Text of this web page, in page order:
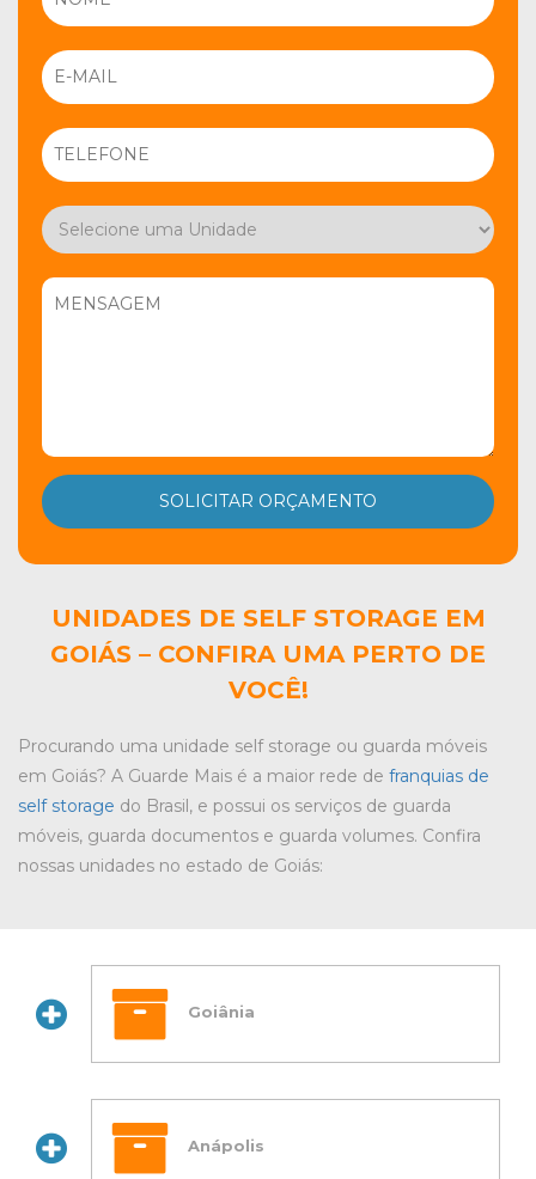
UNIDADES DE SELF STORAGE EM
GOIÁS – CONFIRA UMA PERTO DE
VOCÊ!
Procurando uma unidade self storage ou guarda móveis
em Goiás? A Guarde Mais é a maior rede de franquias de
self storage do Brasil, e possui os serviços de guarda
móveis, guarda documentos e guarda volumes. Confira
nossas unidades no estado de Goiás:
Goiânia
Anápolis